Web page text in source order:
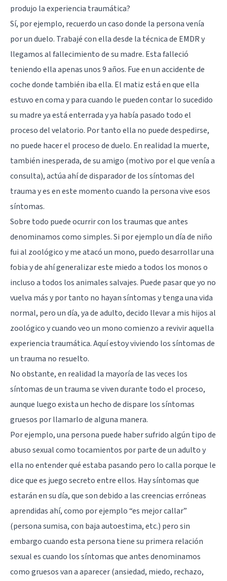
produjo la experiencia traumática?
Sí, por ejemplo, recuerdo un caso donde la persona venía
por un duelo. Trabajé con ella desde la técnica de EMDR y
llegamos al fallecimiento de su madre. Esta falleció
teniendo ella apenas unos 9 años. Fue en un accidente de
coche donde también iba ella. El matiz está en que ella
estuvo en coma y para cuando le pueden contar lo sucedido
su madre ya está enterrada y ya había pasado todo el
proceso del velatorio. Por tanto ella no puede despedirse,
no puede hacer el proceso de duelo. En realidad la muerte,
también inesperada, de su amigo (motivo por el que venía a
consulta), actúa ahí de disparador de los síntomas del
trauma y es en este momento cuando la persona vive esos
síntomas.
Sobre todo puede ocurrir con los traumas que antes
denominamos como simples. Si por ejemplo un día de niño
fui al zoológico y me atacó un mono, puedo desarrollar una
fobia y de ahí generalizar este miedo a todos los monos o
incluso a todos los animales salvajes. Puede pasar que yo no
vuelva más y por tanto no hayan síntomas y tenga una vida
normal, pero un día, ya de adulto, decido llevar a mis hijos al
zoológico y cuando veo un mono comienzo a revivir aquella
experiencia traumática. Aquí estoy viviendo los síntomas de
un trauma no resuelto.
No obstante, en realidad la mayoría de las veces los
síntomas de un trauma se viven durante todo el proceso,
aunque luego exista un hecho de dispare los síntomas
gruesos por llamarlo de alguna manera.
Por ejemplo, una persona puede haber sufrido algún tipo de
abuso sexual como tocamientos por parte de un adulto y
ella no entender qué estaba pasando pero lo calla porque le
dice que es juego secreto entre ellos. Hay síntomas que
estarán en su día, que son debido a las creencias erróneas
aprendidas ahí, como por ejemplo “es mejor callar”
(persona sumisa, con baja autoestima, etc.) pero sin
embargo cuando esta persona tiene su primera relación
sexual es cuando los síntomas que antes denominamos
como gruesos van a aparecer (ansiedad, miedo, rechazo,